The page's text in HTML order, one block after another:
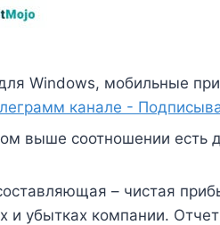
Windows, мобильные
канале -
выше соотношении есть
– чистая
и убытках компании.